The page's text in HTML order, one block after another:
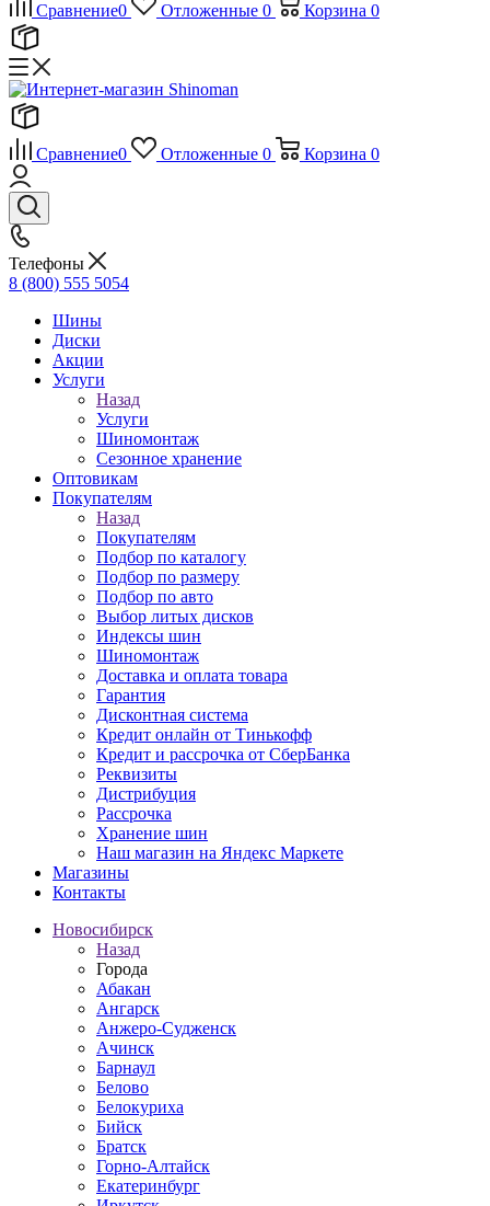
Сравнение0 Отложенные 0 Корзина 0
Сравнение0 Отложенные 0 Корзина 0
Телефоны
8 (800) 555 5054
Шины
Диски
Акции
Услуги
Назад
Услуги
Шиномонтаж
Сезонное хранение
Оптовикам
Покупателям
Назад
Покупателям
Подбор по каталогу
Подбор по размеру
Подбор по авто
Выбор литых дисков
Индексы шин
Шиномонтаж
Доставка и оплата товара
Гарантия
Дисконтная система
Кредит онлайн от Тинькофф
Кредит и рассрочка от СберБанка
Реквизиты
Дистрибуция
Рассрочка
Хранение шин
Наш магазин на Яндекс Маркете
Магазины
Контакты
Новосибирск
Назад
Города
Абакан
Ангарск
Анжеро-Судженск
Ачинск
Барнаул
Белово
Белокуриха
Бийск
Братск
Горно-Алтайск
Екатеринбург